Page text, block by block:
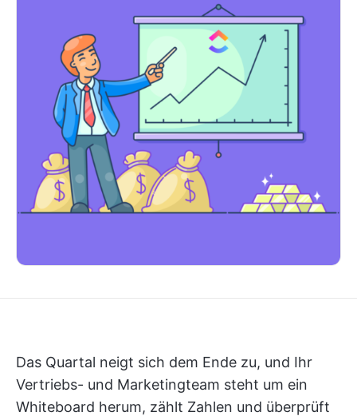
Das Quartal neigt sich dem Ende zu, und Ihr
Vertriebs- und Marketingteam steht um ein
Whiteboard herum, zählt Zahlen und überprüft